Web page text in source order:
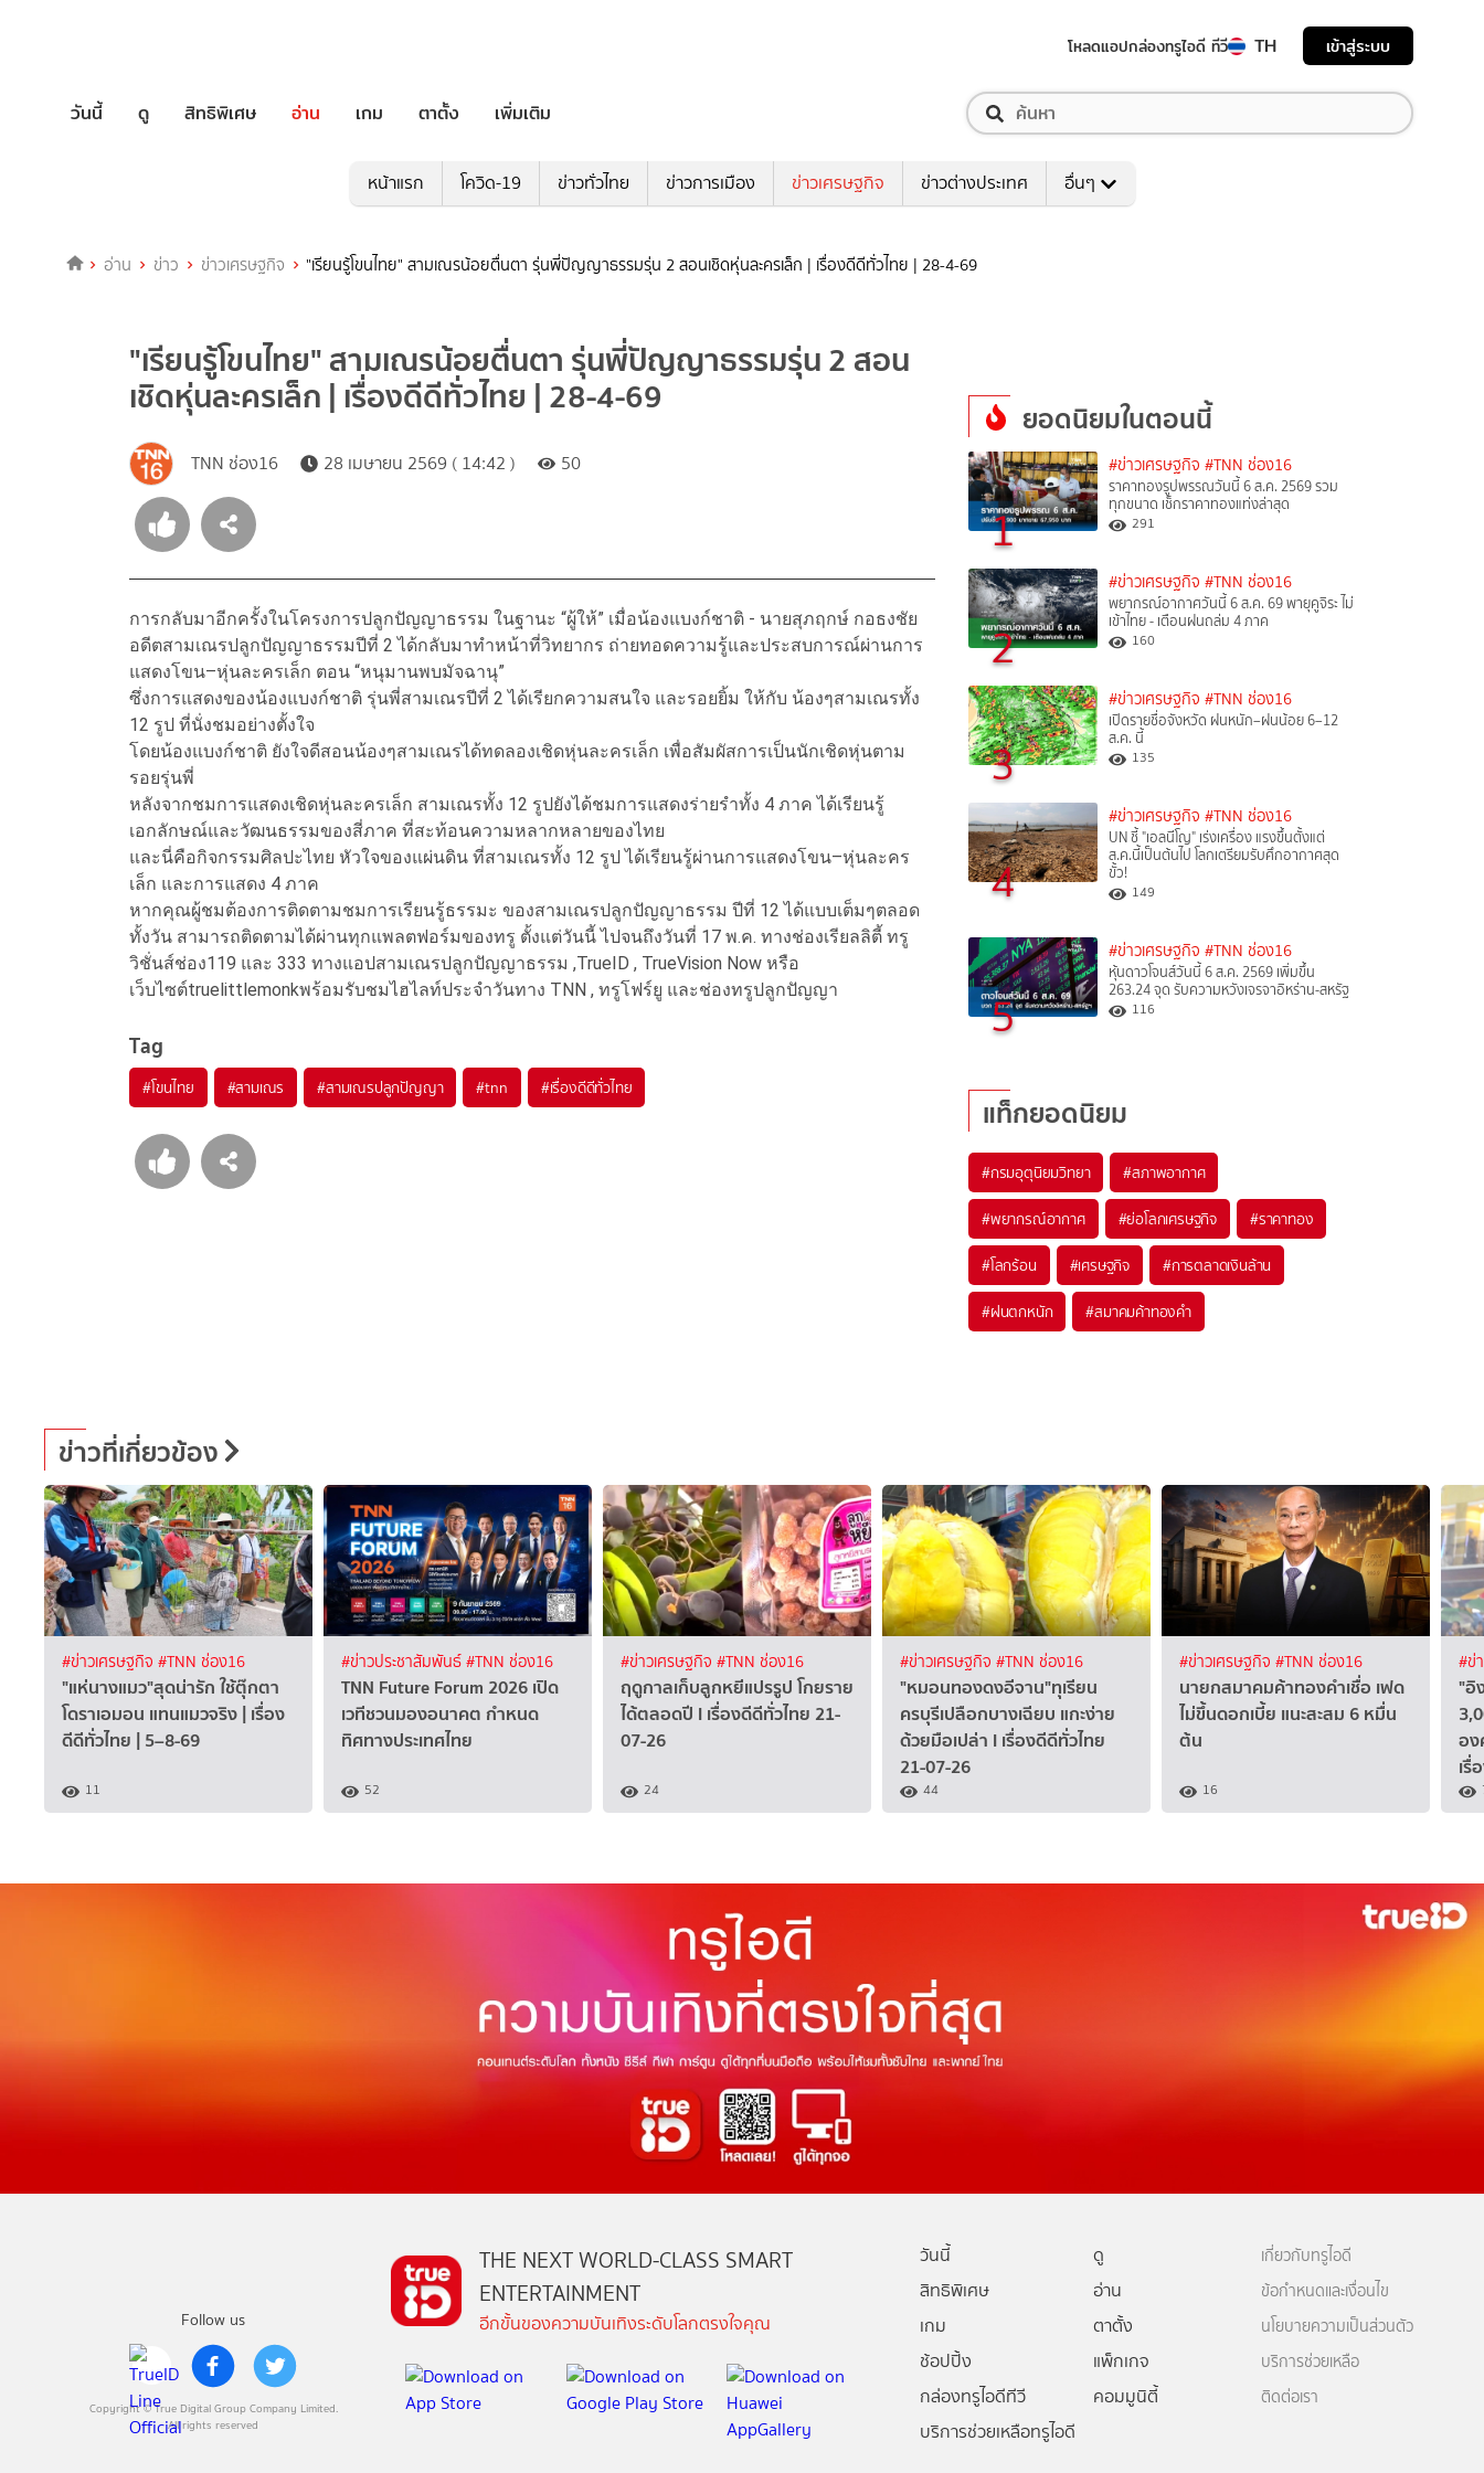
โหลดแอปกล่องทรูไอดี ทีวี TH เข้าสู่ระบบ
วันนี้ ดู สิทธิพิเศษ อ่าน เกม ตาตั้ง เพิ่มเติม
หน้าแรก โควิด-19 ข่าวทั่วไทย ข่าวการเมือง ข่าวเศรษฐกิจ ข่าวต่างประเทศ อื่นๆ
อ่าน ข่าว ข่าวเศรษฐกิจ "เรียนรู้โขนไทย" สามเณรน้อยตื่นตา รุ่นพี่ปัญญาธรรมรุ่น 2 สอนเชิดหุ่นละครเล็ก | เรื่องดีดีทั่วไทย | 28-4-69
"เรียนรู้โขนไทย" สามเณรน้อยตื่นตา รุ่นพี่ปัญญาธรรมรุ่น 2 สอน
เชิดหุ่นละครเล็ก | เรื่องดีดีทั่วไทย | 28-4-69
TNN ช่อง16 28 เมษายน 2569 ( 14:42 ) 50
การกลับมาอีกครั้งในโครงการปลูกปัญญาธรรม ในฐานะ “ผู้ให้” เมื่อน้องแบงก์ชาติ - นายสุภฤกษ์ กอธงชัย
อดีตสามเณรปลูกปัญญาธรรมปีที่ 2 ได้กลับมาทำหน้าที่วิทยากร ถ่ายทอดความรู้และประสบการณ์ผ่านการ
แสดงโขน–หุ่นละครเล็ก ตอน “หนุมานพบมัจฉานุ”
ซึ่งการแสดงของน้องแบงก์ชาติ รุ่นพี่สามเณรปีที่ 2 ได้เรียกความสนใจ และรอยยิ้ม ให้กับ น้องๆสามเณรทั้ง
12 รูป ที่นั่งชมอย่างตั้งใจ
โดยน้องแบงก์ชาติ ยังใจดีสอนน้องๆสามเณรได้ทดลองเชิดหุ่นละครเล็ก เพื่อสัมผัสการเป็นนักเชิดหุ่นตาม
รอยรุ่นพี่
หลังจากชมการแสดงเชิดหุ่นละครเล็ก สามเณรทั้ง 12 รูปยังได้ชมการแสดงร่ายรำทั้ง 4 ภาค ได้เรียนรู้
เอกลักษณ์และวัฒนธรรมของสี่ภาค ที่สะท้อนความหลากหลายของไทย
และนี่คือกิจกรรมศิลปะไทย หัวใจของแผ่นดิน ที่สามเณรทั้ง 12 รูป ได้เรียนรู้ผ่านการแสดงโขน–หุ่นละคร
เล็ก และการแสดง 4 ภาค
หากคุณผู้ชมต้องการติดตามชมการเรียนรู้ธรรมะ ของสามเณรปลูกปัญญาธรรม ปีที่ 12 ได้แบบเต็มๆตลอด
ทั้งวัน สามารถติดตามได้ผ่านทุกแพลตฟอร์มของทรู ตั้งแต่วันนี้ ไปจนถึงวันที่ 17 พ.ค. ทางช่องเรียลลิตี้ ทรู
วิชั่นส์ช่อง119 และ 333 ทางแอปสามเณรปลูกปัญญาธรรม ,TrueID , TrueVision Now หรือ
เว็บไซต์truelittlemonkพร้อมรับชมไฮไลท์ประจำวันทาง TNN , ทรูโฟร์ยู และช่องทรูปลูกปัญญา
Tag
#โขนไทย #สามเณร #สามเณรปลูกปัญญา #tnn #เรื่องดีดีทั่วไทย
ยอดนิยมในตอนนี้
1
#ข่าวเศรษฐกิจ #TNN ช่อง16
ราคาทองรูปพรรณวันนี้ 6 ส.ค. 2569 รวม
ทุกขนาด เช็กราคาทองแท่งล่าสุด
291
2
#ข่าวเศรษฐกิจ #TNN ช่อง16
พยากรณ์อากาศวันนี้ 6 ส.ค. 69 พายุคูจิระ ไม่
เข้าไทย - เตือนฝนถล่ม 4 ภาค
160
3
#ข่าวเศรษฐกิจ #TNN ช่อง16
เปิดรายชื่อจังหวัด ฝนหนัก–ฝนน้อย 6–12
ส.ค. นี้
135
4
#ข่าวเศรษฐกิจ #TNN ช่อง16
UN ชี้ "เอลนีโญ" เร่งเครื่อง แรงขึ้นตั้งแต่
ส.ค.นี้เป็นต้นไป โลกเตรียมรับศึกอากาศสุด
ขั้ว!
149
5
#ข่าวเศรษฐกิจ #TNN ช่อง16
หุ้นดาวโจนส์วันนี้ 6 ส.ค. 2569 เพิ่มขึ้น
263.24 จุด รับความหวังเจรจาอิหร่าน-สหรัฐ
116
แท็กยอดนิยม
#กรมอุตุนิยมวิทยา #สภาพอากาศ
#พยากรณ์อากาศ #ย่อโลกเศรษฐกิจ #ราคาทอง
#โลกร้อน #เศรษฐกิจ #การตลาดเงินล้าน
#ฝนตกหนัก #สมาคมค้าทองคำ
ข่าวที่เกี่ยวข้อง
#ข่าวเศรษฐกิจ #TNN ช่อง16
"แห่นางแมว"สุดน่ารัก ใช้ตุ๊กตา
โดราเอมอน แทนแมวจริง | เรื่อง
ดีดีทั่วไทย | 5–8-69
11
#ข่าวประชาสัมพันธ์#TNN ช่อง16
TNN Future Forum 2026 เปิด
เวทีชวนมองอนาคต กำหนด
ทิศทางประเทศไทย
52
#ข่าวเศรษฐกิจ #TNN ช่อง16
ฤดูกาลเก็บลูกหยีแปรรูป โกยราย
ได้ตลอดปี I เรื่องดีดีทั่วไทย 21-
07-26
24
#ข่าวเศรษฐกิจ #TNN ช่อง16
"หมอนทองดงอีจาน"ทุเรียน
ครบุรีเปลือกบางเฉียบ แกะง่าย
ด้วยมือเปล่า I เรื่องดีดีทั่วไทย
21-07-26
44
#ข่าวเศรษฐกิจ #TNN ช่อง16
นายกสมาคมค้าทองคำเชื่อ เฟด
ไม่ขึ้นดอกเบี้ย แนะสะสม 6 หมื่น
ต้น
16
#ข่
"อิ
อ
เรื่
Follow us
Copyright © True Digital Group Company Limited.
All rights reserved
THE NEXT WORLD-CLASS SMART
ENTERTAINMENT
อีกขั้นของความบันเทิงระดับโลกตรงใจคุณ
วันนี้
ดู
สิทธิพิเศษ
อ่าน
เกม
ตาตั้ง
ช้อปปิ้ง
แพ็กเกจ
กล่องทรูไอดีทีวี
คอมมูนิตี้
บริการช่วยเหลือทรูไอดี
เกี่ยวกับทรูไอดี
ข้อกำหนดและเงื่อนไข
นโยบายความเป็นส่วนตัว
บริการช่วยเหลือ
ติดต่อเรา